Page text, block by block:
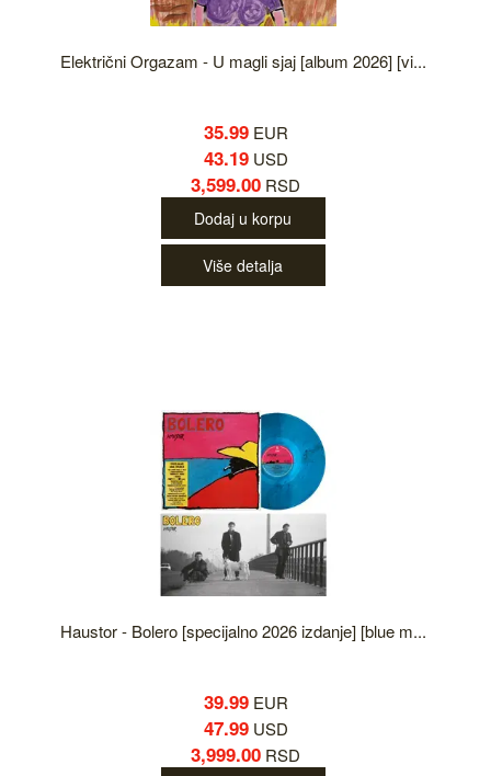
Električni Orgazam - U magli sjaj [album 2026] [vi...
35.99EUR
43.19USD
3,599.00 RSD
Dodaj u korpu
Više detalja
Haustor - Bolero [specijalno 2026 izdanje] [blue m...
39.99EUR
47.99USD
3,999.00 RSD